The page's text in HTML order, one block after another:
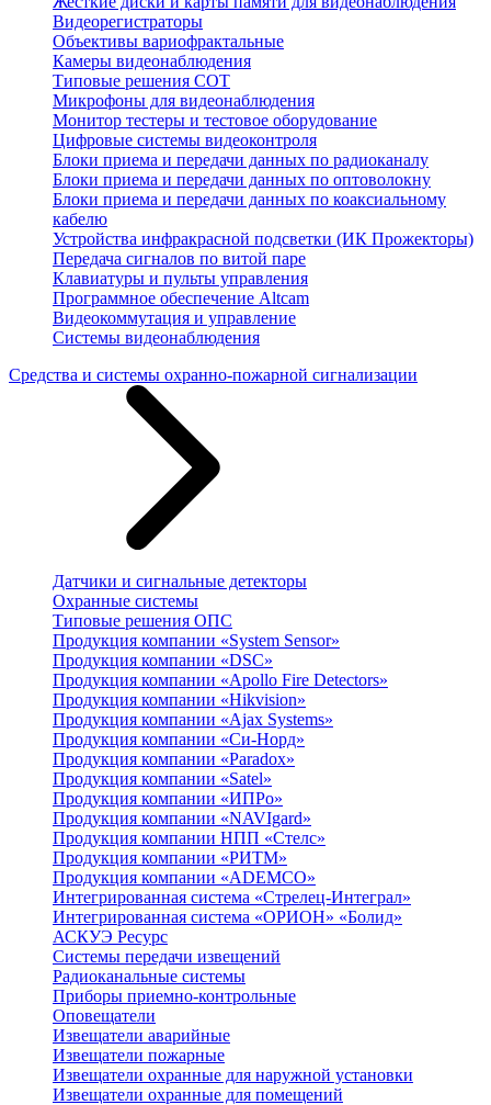
Видеорегистраторы
Объективы вариофрактальные
Камеры видеонаблюдения
Типовые решения СОТ
Микрофоны для видеонаблюдения
Монитор тестеры и тестовое оборудование
Цифровые системы видеоконтроля
Блоки приема и передачи данных по радиоканалу
Блоки приема и передачи данных по оптоволокну
Блоки приема и передачи данных по коаксиальному
кабелю
Устройства инфракрасной подсветки (ИК Прожекторы)
Передача сигналов по витой паре
Клавиатуры и пульты управления
Программное обеспечение Altcam
Видеокоммутация и управление
Системы видеонаблюдения
Средства и системы охранно-пожарной сигнализации
Датчики и сигнальные детекторы
Охранные системы
Типовые решения ОПС
Продукция компании «System Sensor»
Продукция компании «DSC»
Продукция компании «Apollo Fire Detectors»
Продукция компании «Hikvision»
Продукция компании «Ajax Systems»
Продукция компании «Си-Норд»
Продукция компании «Paradox»
Продукция компании «Satel»
Продукция компании «ИПРо»
Продукция компании «NAVIgard»
Продукция компании НПП «Стелс»
Продукция компании «РИТМ»
Продукция компании «ADEMCO»
Интегрированная система «Стрелец-Интеграл»
Интегрированная система «ОРИОН» «Болид»
АСКУЭ Ресурс
Системы передачи извещений
Радиоканальные системы
Приборы приемно-контрольные
Оповещатели
Извещатели аварийные
Извещатели пожарные
Извещатели охранные для наружной установки
Извещатели охранные для помещений